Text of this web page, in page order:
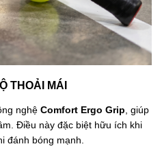
THOẢI MÁI
nghệ Comfort Ergo Grip , giúp
Điều này đặc biệt hữu ích khi
đánh bóng mạnh.